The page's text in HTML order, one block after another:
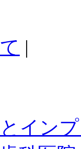
|
イン